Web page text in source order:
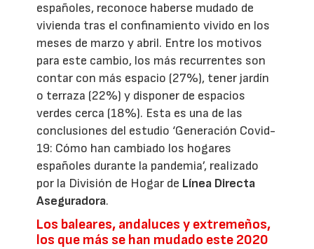
españoles, reconoce haberse mudado de
vivienda tras el confinamiento vivido en los
meses de marzo y abril. Entre los motivos
para este cambio, los más recurrentes son
contar con más espacio (27%), tener jardín
o terraza (22%) y disponer de espacios
verdes cerca (18%). Esta es una de las
conclusiones del estudio ‘Generación Covid-
19: Cómo han cambiado los hogares
españoles durante la pandemia’, realizado
por la División de Hogar de Línea Directa
Aseguradora.
Los baleares, andaluces y extremeños,
los que más se han mudado este 2020